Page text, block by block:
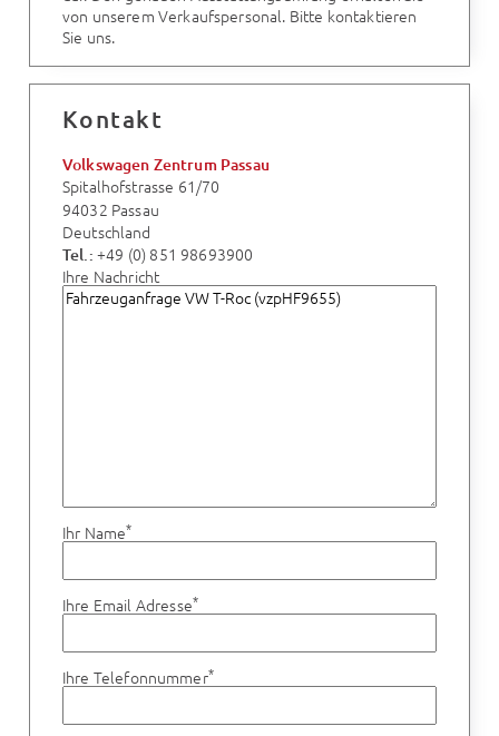
von unserem Verkaufspersonal. Bitte kontaktieren
Sie uns.
Kontakt
Volkswagen Zentrum Passau
Spitalhofstrasse 61/70
94032 Passau
Deutschland
Tel.: +49 (0) 851 98693900
Ihre Nachricht
Ihr Name*
Ihre Email Adresse*
Ihre Telefonnummer*